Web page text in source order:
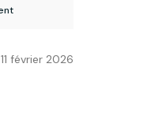
11 février 2026